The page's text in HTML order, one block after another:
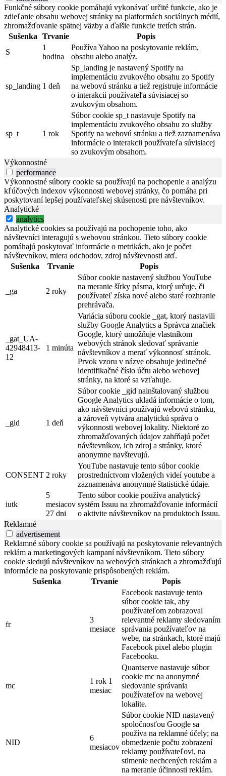
Funkčné súbory cookie pomáhajú vykonávať určité funkcie, ako je
zdieľanie obsahu webovej stránky na platformách sociálnych médií,
zhromažďovanie spätnej väzby a ďalšie funkcie tretích strán.
Sušenka
Trvanie
Popis
S
1
hodina
Používa Yahoo na poskytovanie reklám,
obsahu alebo analýz.
sp_landing 1 deň
Sp_landing je nastavený Spotify na
implementáciu zvukového obsahu zo Spotify
na webovú stránku a tiež registruje informácie
o interakcii používateľa súvisiacej so
zvukovým obsahom.
sp_t 1 rok
Súbor cookie sp_t nastavuje Spotify na
implementáciu zvukového obsahu zo služby
Spotify na webovú stránku a tiež zaznamenáva
informácie o interakcii používateľa súvisiacej
so zvukovým obsahom.
Výkonnostné
performance
Výkonnostné súbory cookie sa používajú na pochopenie a analýzu
kľúčových indexov výkonnosti webovej stránky, čo pomáha pri
poskytovaní lepšej používateľskej skúsenosti pre návštevníkov.
Analytické
analytics
Analytické cookies sa používajú na pochopenie toho, ako
návštevníci interagujú s webovou stránkou. Tieto súbory cookie
pomáhajú poskytovať informácie o metrikách, ako je počet
návštevníkov, miera odchodov, zdroj návštevnosti atď.
Sušenka
Trvanie Popis
_ga 2 roky
Súbor cookie nastavený službou YouTube
na meranie šírky pásma, ktorý určuje, či
používateľ získa nové alebo staré rozhranie
prehrávača.
_gat_UA-
42948413-
12
1 minúta
Variácia súboru cookie _gat, ktorý nastavili
služby Google Analytics a Správca značiek
Google, ktorý umožňuje vlastníkom
webových stránok sledovať správanie
návštevníkov a merať výkonnosť stránok.
Prvok vzoru v názve obsahuje jedinečné
identifikačné číslo účtu alebo webovej
stránky, na ktoré sa vzťahuje.
_gid 1 deň
Súbor cookie _gid nainštalovaný službou
Google Analytics ukladá informácie o tom,
ako návštevníci používajú webovú stránku,
a zároveň vytvára analytickú správu o
výkonnosti webovej lokality. Niektoré zo
zhromažďovaných údajov zahŕňajú počet
návštevníkov, ich zdroj a stránky, ktoré
anonymne navštevujú.
CONSENT 2 roky
YouTube nastavuje tento súbor cookie
prostredníctvom vložených videí youtube a
zaznamenáva anonymné štatistické údaje.
iutk
5
mesiacov
27 dni
Tento súbor cookie používa analytický
systém Issuu na zhromažďovanie informácií
o aktivite návštevníkov na produktoch Issuu.
Reklamné
advertisement
Reklamné súbory cookie sa používajú na poskytovanie relevantných
reklám a marketingových kampaní návštevníkom. Tieto súbory
cookie sledujú návštevníkov na webových stránkach a zhromažďujú
informácie na poskytovanie prispôsobených reklám.
Sušenka
Trvanie Popis
fr
3
mesiace
Facebook nastavuje tento
súbor cookie tak, aby
používateľom zobrazoval
relevantné reklamy sledovaním
správania používateľov na
webe, na stránkach, ktoré majú
Facebook pixel alebo plugin
Facebooku.
mc
1 rok 1
mesiac
Quantserve nastavuje súbor
cookie mc na anonymné
sledovanie správania
používateľov na webovej
lokalite.
NID
6
mesiacov
Súbor cookie NID nastavený
spoločnosťou Google sa
používa na reklamné účely; na
obmedzenie počtu zobrazení
reklamy používateľovi, na
stlmenie nechcených reklám a
na meranie účinnosti reklám.